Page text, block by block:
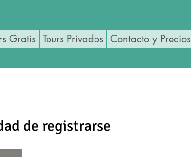
Gratis Tours Privados Contacto y Precios
de registrarse